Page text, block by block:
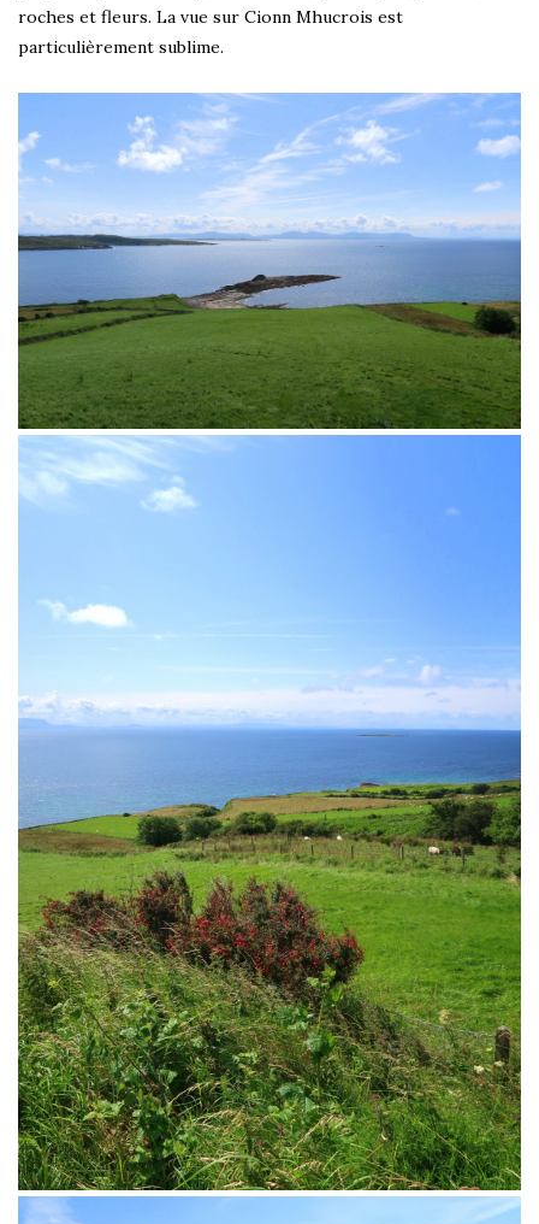
roches et fleurs. La vue sur Cionn Mhucrois est
particulièrement sublime.